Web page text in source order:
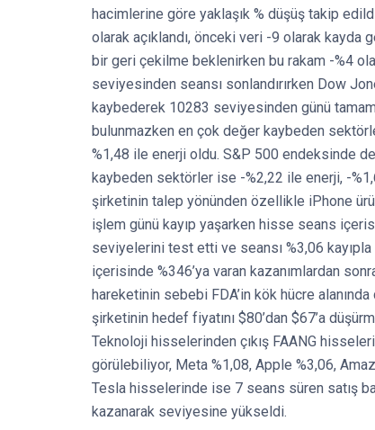
hacimlerine göre yaklaşık % düşüş takip
olarak açıklandı, önceki veri -9 olarak kayda
bir geri çekilme beklenirken bu rakam -%4
seviyesinden seansı sonlandırırken Dow
kaybederek 10283 seviyesinden günü
bulunmazken en çok değer kaybeden
%1,48 ile enerji oldu. S&P 500 endeksinde
kaybeden sektörler ise -%2,22 ile enerji, -
şirketinin talep yönünden özellikle iPhone
işlem günü kayıp yaşarken hisse seans
seviyelerini test etti ve seansı %3,06
içerisinde %346’ya varan kazanımlardan
hareketinin sebebi FDA’in kök hücre alanında
şirketinin hedef fiyatını $80’dan $67’a
Teknoloji hisselerinden çıkış FAANG
görülebiliyor, Meta %1,08, Apple %3,06,
Tesla hisselerinde ise 7 seans süren satış
kazanarak seviyesine yükseldi.